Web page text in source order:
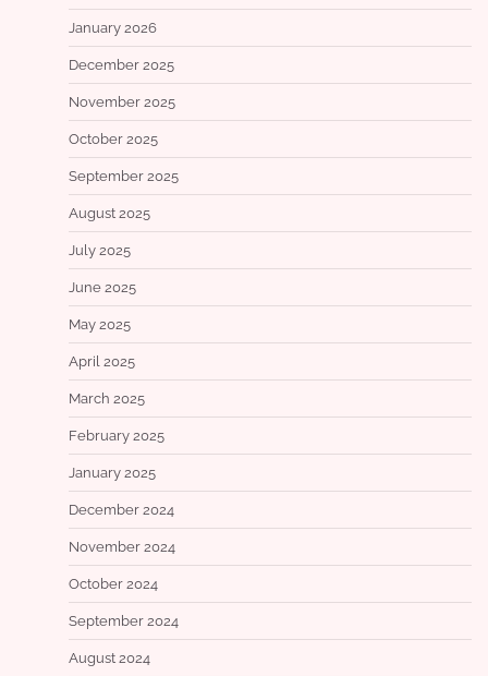
January 2026
December 2025
November 2025
October 2025
September 2025
August 2025
July 2025
June 2025
May 2025
April 2025
March 2025
February 2025
January 2025
December 2024
November 2024
October 2024
September 2024
August 2024